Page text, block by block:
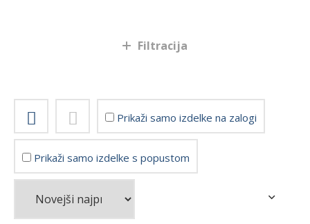
Pawise
Cena
Filtracija
Prikaži samo izdelke na zalogi
Prikaži samo izdelke s popustom